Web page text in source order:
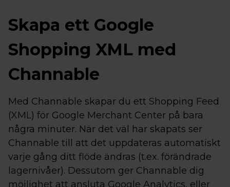
Skapa ett Google
Shopping XML med
Channable
Med Channable skapar du ett Shopping Feed
(XML) för Google Merchant Center på bara
några minuter. När det väl har skapats ser
Channable till att det uppdateras automatiskt
varje gång ditt flöde ändras (t.ex. förändrade
lagernivåer). Dessutom ger Channable dig
möjlighet att ansluta Google Analytics, eller